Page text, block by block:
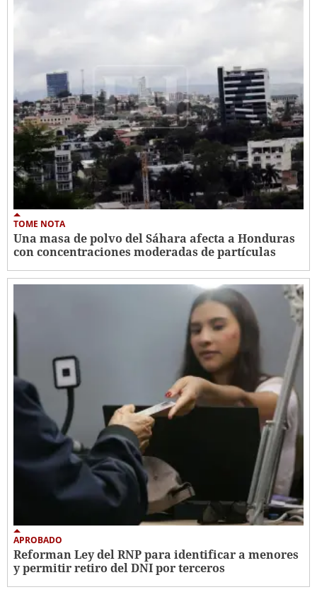
TOME NOTA
Una masa de polvo del Sáhara afecta a Honduras
con concentraciones moderadas de partículas
APROBADO
Reforman Ley del RNP para identificar a menores
y permitir retiro del DNI por terceros